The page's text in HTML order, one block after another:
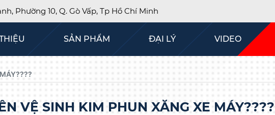
Phường 10, Q. Gò Vấp, Tp Hồ Chí Minh
SẢN PHẨM ĐẠI LÝ VIDEO
VỆ SINH KIM PHUN XĂNG XE MÁY????